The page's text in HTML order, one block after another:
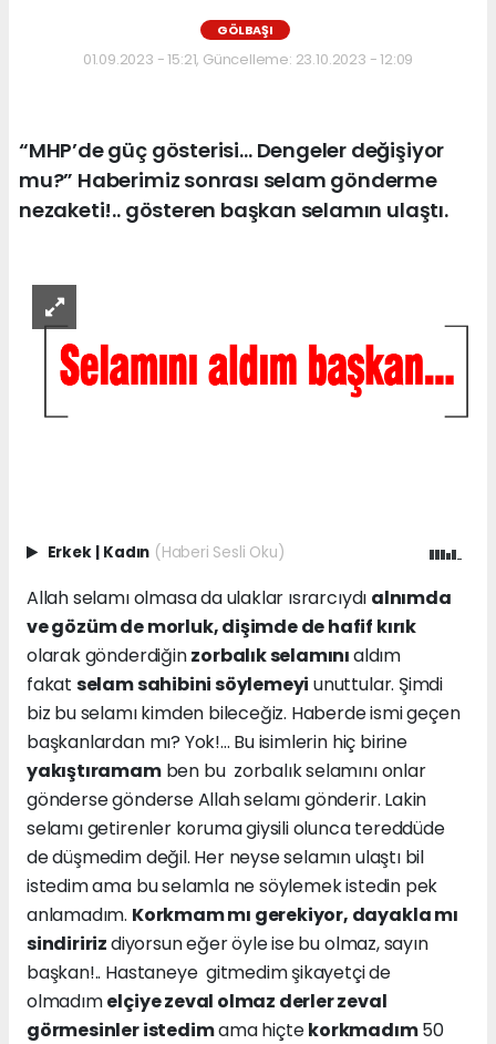
GÖLBAŞI
01.09.2023 - 15:21, Güncelleme: 23.10.2023 - 12:09
“MHP’de güç gösterisi… Dengeler değişiyor
mu?” Haberimiz sonrası selam gönderme
nezaketi!.. gösteren başkan selamın ulaştı.
Erkek | Kadın (Haberi Sesli Oku)
Allah selamı olmasa da ulaklar ısrarcıydı alnımda
ve gözüm de morluk, dişimde de hafif kırık
olarak gönderdiğinzorbalık selamınıaldım
fakat selam sahibini söylemeyi unuttular. Şimdi
biz bu selamı kimden bileceğiz. Haberde ismi geçen
başkanlardan mı? Yok!... Bu isimlerin hiç birine
yakıştıramamben bu zorbalık selamını onlar
gönderse gönderse Allah selamı gönderir. Lakin
selamı getirenler koruma giysili olunca tereddüde
de düşmedim değil. Her neyse selamın ulaştı bil
istedim ama bu selamla ne söylemek istedin pek
anlamadım. Korkmam mı gerekiyor, dayakla mı
sindiririzdiyorsun eğer öyle ise bu olmaz, sayın
başkan!.. Hastaneye gitmedim şikayetçi de
olmadımelçiye zeval olmaz derler zeval
görmesinler istedimama hiçtekorkmadım50